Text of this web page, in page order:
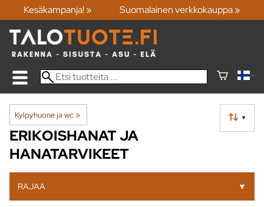
Kesäkampanja! » Suomalainen verkkokauppa »
Kylpyhuone ja wc‪» ▼
ERIKOISHANAT JA
HANATARVIKEET
RAJAA ▼